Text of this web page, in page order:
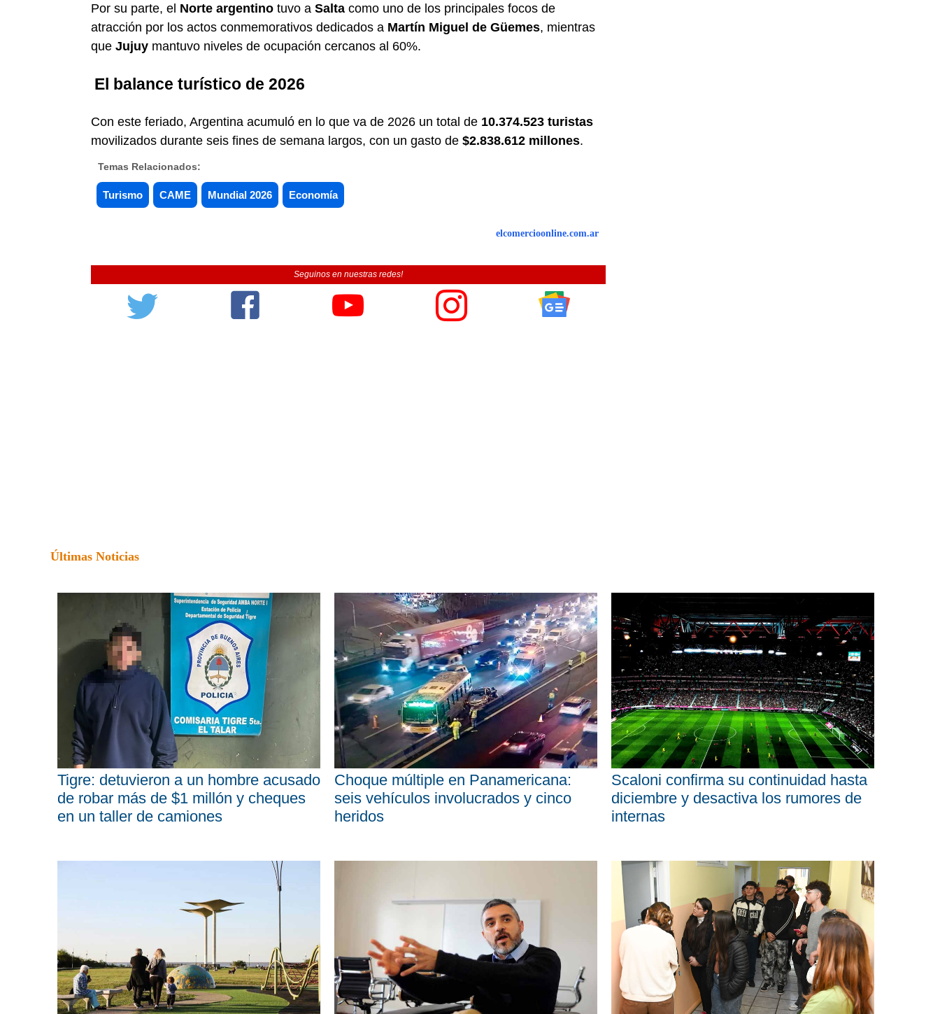
Por su parte, el Norte argentino tuvo a Salta como uno de los principales focos de
atracción por los actos conmemorativos dedicados a Martín Miguel de Güemes, mientras
que Jujuy mantuvo niveles de ocupación cercanos al 60%.
El balance turístico de 2026
Con este feriado, Argentina acumuló en lo que va de 2026 un total de 10.374.523 turistas
movilizados durante seis fines de semana largos, con un gasto de $2.838.612 millones.
Temas Relacionados:
Turismo CAME Mundial 2026 Economía
elcomercioonline.com.ar
Seguinos en nuestras redes!
Últimas Noticias
Tigre: detuvieron a un hombre acusado
de robar más de $1 millón y cheques
en un taller de camiones
Choque múltiple en Panamericana:
seis vehículos involucrados y cinco
heridos
Scaloni confirma su continuidad hasta
diciembre y desactiva los rumores de
internas